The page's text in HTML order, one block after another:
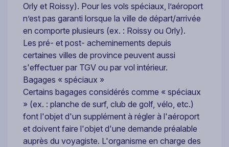
Orly et Roissy). Pour les vols spéciaux, l’aéroport
n’est pas garanti lorsque la ville de départ/arrivée
en comporte plusieurs (ex. : Roissy ou Orly).
Les pré- et post- acheminements depuis
certaines villes de province peuvent aussi
s'effectuer par TGV ou par vol intérieur.
Bagages « spéciaux »
Certains bagages considérés comme « spéciaux
» (ex. : planche de surf, club de golf, vélo, etc.)
font l'objet d'un supplément à régler à l'aéroport
et doivent faire l'objet d'une demande préalable
auprès du voyagiste. L'organisme en charge des